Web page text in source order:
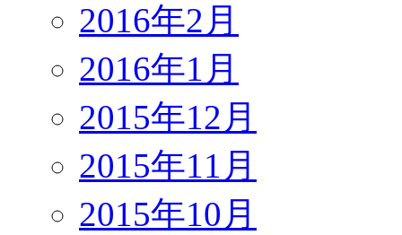
2016年2月
2016年1月
2015年12月
2015年11月
2015年10月